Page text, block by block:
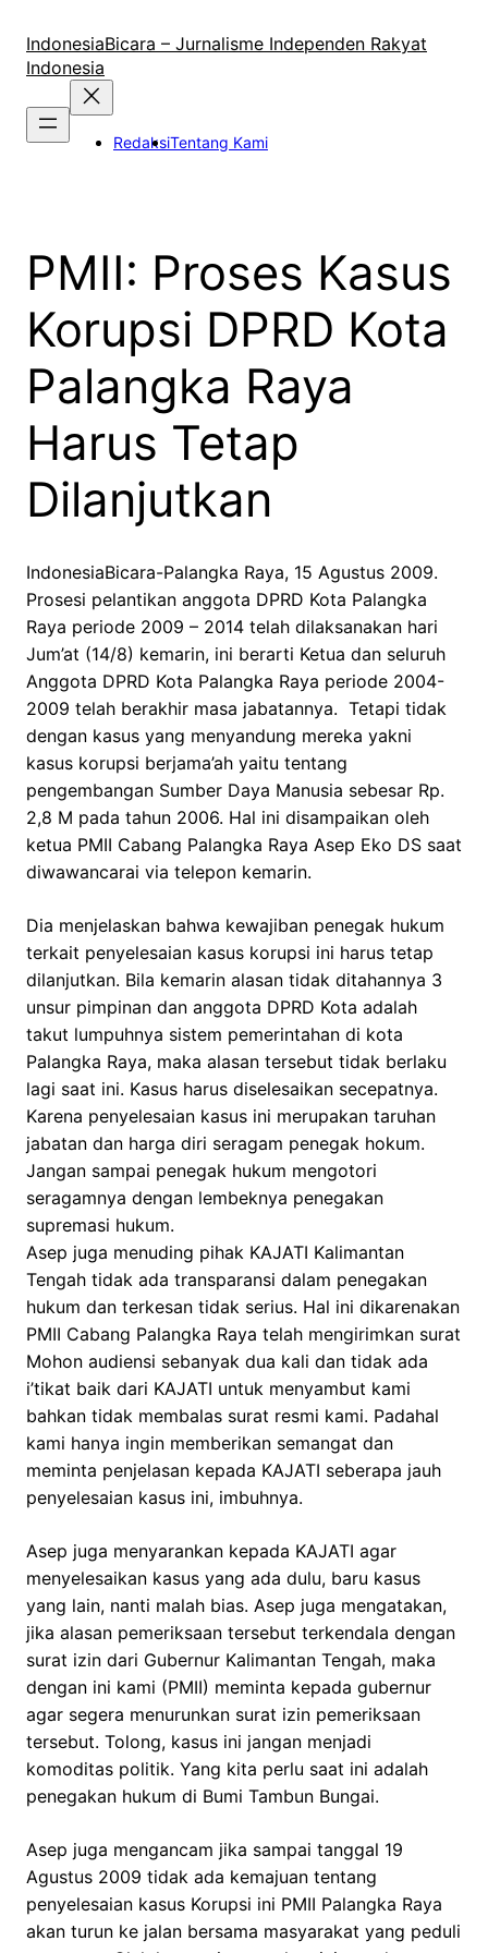
konten
IndonesiaBicara – Jurnalisme Independen Rakyat
Indonesia
RedaksiTentang Kami
PMII: Proses Kasus
Korupsi DPRD Kota
Palangka Raya
Harus Tetap
Dilanjutkan
IndonesiaBicara-Palangka Raya, 15 Agustus 2009.
Prosesi pelantikan anggota DPRD Kota Palangka
Raya periode 2009 – 2014 telah dilaksanakan hari
Jum’at (14/8) kemarin, ini berarti Ketua dan seluruh
Anggota DPRD Kota Palangka Raya periode 2004-
2009 telah berakhir masa jabatannya. Tetapi tidak
dengan kasus yang menyandung mereka yakni
kasus korupsi berjama’ah yaitu tentang
pengembangan Sumber Daya Manusia sebesar Rp.
2,8 M pada tahun 2006. Hal ini disampaikan oleh
ketua PMII Cabang Palangka Raya Asep Eko DS saat
diwawancarai via telepon kemarin.
Dia menjelaskan bahwa kewajiban penegak hukum
terkait penyelesaian kasus korupsi ini harus tetap
dilanjutkan. Bila kemarin alasan tidak ditahannya 3
unsur pimpinan dan anggota DPRD Kota adalah
takut lumpuhnya sistem pemerintahan di kota
Palangka Raya, maka alasan tersebut tidak berlaku
lagi saat ini. Kasus harus diselesaikan secepatnya.
Karena penyelesaian kasus ini merupakan taruhan
jabatan dan harga diri seragam penegak hokum.
Jangan sampai penegak hukum mengotori
seragamnya dengan lembeknya penegakan
supremasi hukum.
Asep juga menuding pihak KAJATI Kalimantan
Tengah tidak ada transparansi dalam penegakan
hukum dan terkesan tidak serius. Hal ini dikarenakan
PMII Cabang Palangka Raya telah mengirimkan surat
Mohon audiensi sebanyak dua kali dan tidak ada
i’tikat baik dari KAJATI untuk menyambut kami
bahkan tidak membalas surat resmi kami. Padahal
kami hanya ingin memberikan semangat dan
meminta penjelasan kepada KAJATI seberapa jauh
penyelesaian kasus ini, imbuhnya.
Asep juga menyarankan kepada KAJATI agar
menyelesaikan kasus yang ada dulu, baru kasus
yang lain, nanti malah bias. Asep juga mengatakan,
jika alasan pemeriksaan tersebut terkendala dengan
surat izin dari Gubernur Kalimantan Tengah, maka
dengan ini kami (PMII) meminta kepada gubernur
agar segera menurunkan surat izin pemeriksaan
tersebut. Tolong, kasus ini jangan menjadi
komoditas politik. Yang kita perlu saat ini adalah
penegakan hukum di Bumi Tambun Bungai.
Asep juga mengancam jika sampai tanggal 19
Agustus 2009 tidak ada kemajuan tentang
penyelesaian kasus Korupsi ini PMII Palangka Raya
akan turun ke jalan bersama masyarakat yang peduli